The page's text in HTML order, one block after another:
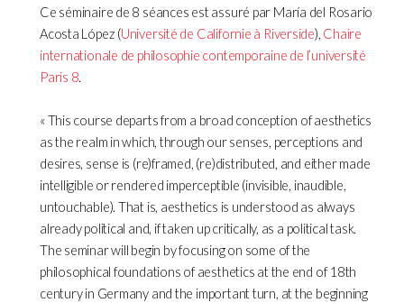
Ce séminaire de 8 séances est assuré par María del Rosario
Acosta López (Université de Californie à Riverside), Chaire
internationale de philosophie contemporaine de l’université
Paris 8.
« This course departs from a broad conception of aesthetics
as the realm in which, through our senses, perceptions and
desires, sense is (re)framed, (re)distributed, and either made
intelligible or rendered imperceptible (invisible, inaudible,
untouchable). That is, aesthetics is understood as always
already political and, if taken up critically, as a political task.
The seminar will begin by focusing on some of the
philosophical foundations of aesthetics at the end of 18th
century in Germany and the important turn, at the beginning